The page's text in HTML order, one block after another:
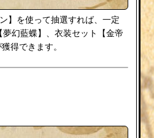
】を使って抽選すれば、一定
夢幻藍蝶 】、衣装セット 【金帝
得できます。